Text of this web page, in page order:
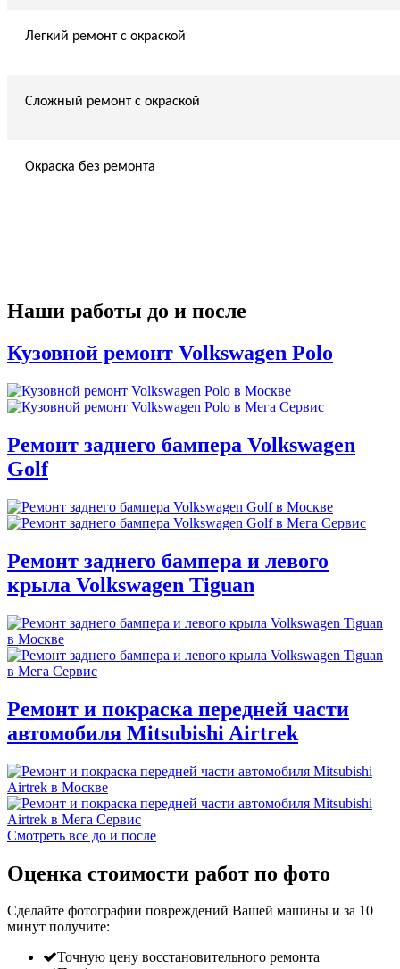
Легкий ремонт с окраской
Сложный ремонт с окраской
Окраска без ремонта
Наши работы до и после
Кузовной ремонт Volkswagen Polo
Ремонт заднего бампера Volkswagen
Golf
Ремонт заднего бампера и левого
крыла Volkswagen Tiguan
Ремонт и покраска передней части
автомобиля Mitsubishi Airtrek
Смотреть все до и после
Оценка стоимости работ по фото
Сделайте фотографии повреждений Вашей машины и за 10
минут получите:
Точную цену восстановительного ремонта